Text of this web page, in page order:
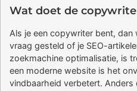
Wat doet de
Als je een copywriter bent,
vraag gesteld of je SEO-
zoekmachine optimalisatie, is
een moderne website is het
vindbaarheid verbetert. Anders